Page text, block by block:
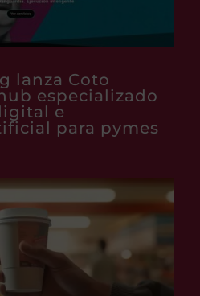
lanza Coto
especializado
e
para pymes